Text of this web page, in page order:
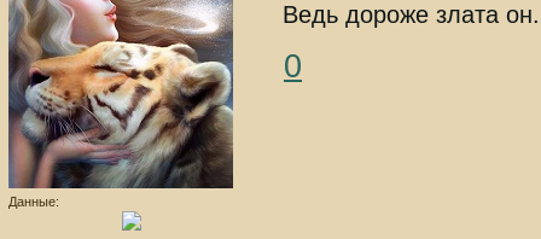
Данные:
Ведь дороже злата
0